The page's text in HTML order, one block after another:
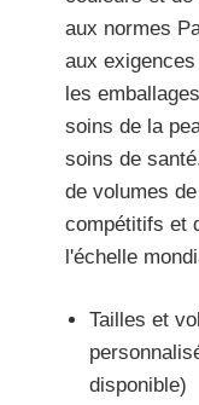
aux normes
aux
les
soins de la
soins de
de volumes
compétitifs et
l'échelle
Tailles et
disponible)